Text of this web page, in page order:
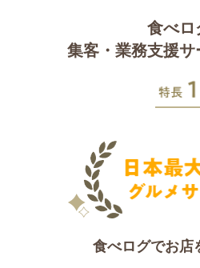
食べロ
集客・業務支援
食べログでお店